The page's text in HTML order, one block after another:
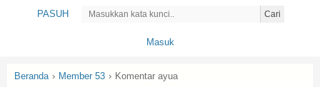
PASUH Cari
Masuk
Beranda › Member 53 › Komentar ayua